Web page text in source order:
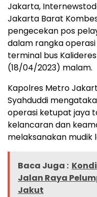
Jakarta,
Jakarta Barat
pengecekan pos
dalam rangka
terminal bus
(18/04/2023) malam.
Kapolres Metro
Syahduddi
operasi ketupat jaya
kelancaran dan
melaksanakan mudik
Baca Juga :
Jalan Raya
Jakut